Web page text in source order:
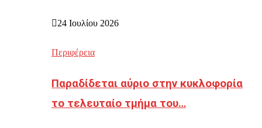
24 Ιουλίου 2026
Περιφέρεια
Παραδίδεται αύριο στην κυκλοφορία
το τελευταίο τμήμα του…